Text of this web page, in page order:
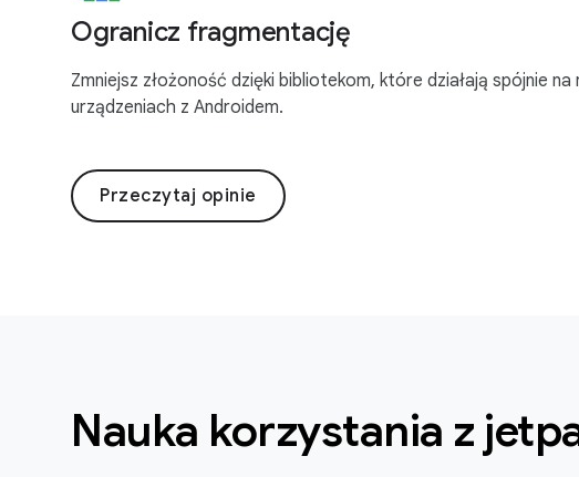
Ogranicz fragmentację
Zmniejsz złożoność dzięki bibliotekom, które działają spójnie
urządzeniach z Androidem.
Przeczytaj opinie
Nauka korzystania z